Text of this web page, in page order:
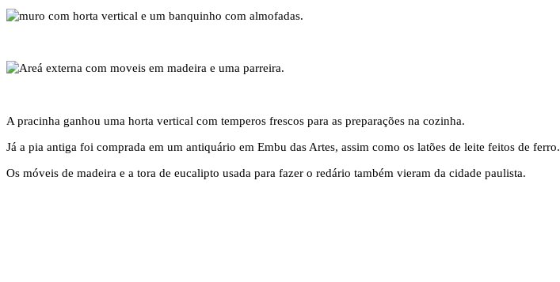
A pracinha ganhou uma horta vertical com temperos frescos para as preparações na cozinha.
Já a pia antiga foi comprada em um antiquário em Embu das Artes, assim como os latões de leite feitos de ferro.
Os móveis de madeira e a tora de eucalipto usada para fazer o redário também vieram da cidade paulista.